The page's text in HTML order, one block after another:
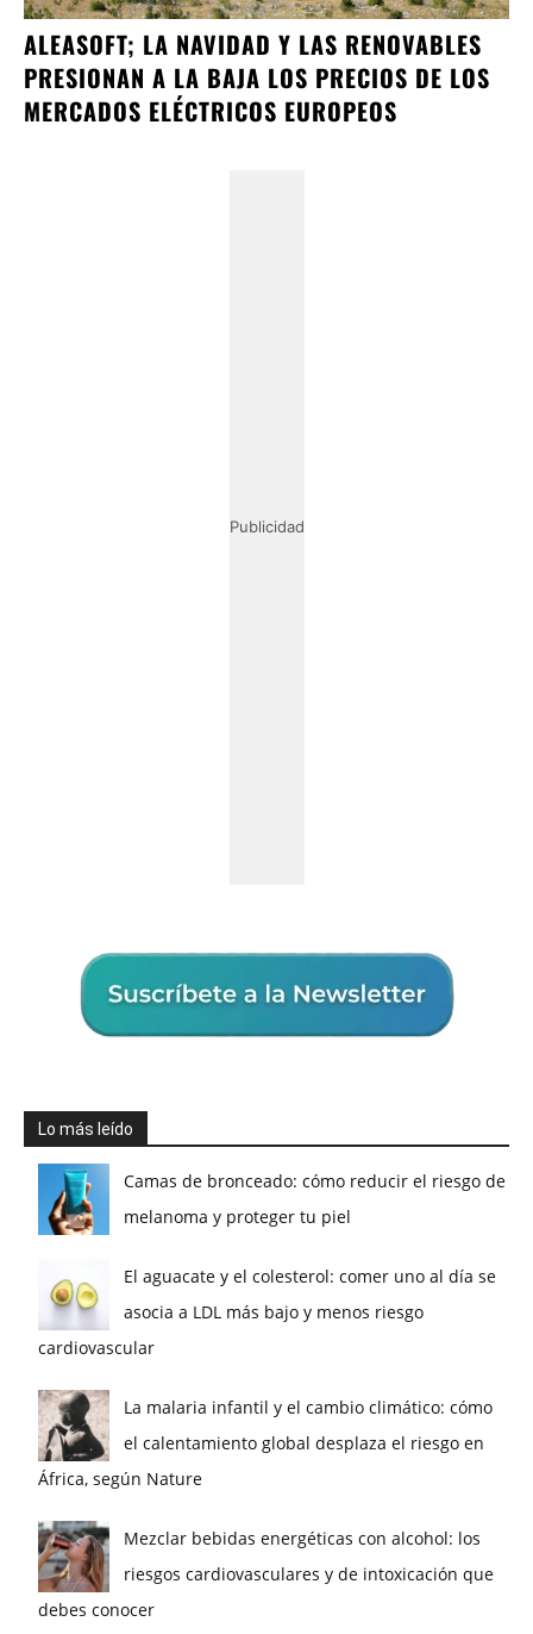
ALEASOFT; LA NAVIDAD Y LAS RENOVABLES
PRESIONAN A LA BAJA LOS PRECIOS DE LOS
MERCADOS ELÉCTRICOS EUROPEOS
Publicidad
Lo más leído
Camas de bronceado: cómo reducir el riesgo de
melanoma y proteger tu piel
El aguacate y el colesterol: comer uno al día se
asocia a LDL más bajo y menos riesgo
cardiovascular
La malaria infantil y el cambio climático: cómo
el calentamiento global desplaza el riesgo en
África, según Nature
Mezclar bebidas energéticas con alcohol: los
riesgos cardiovasculares y de intoxicación que
debes conocer